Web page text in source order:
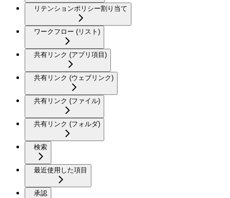
リテンションポリシー割り当て
ワークフロー (リスト)
共有リンク (アプリ項目)
共有リンク (ウェブリンク)
共有リンク (ファイル)
共有リンク (フォルダ)
検索
最近使用した項目
承認